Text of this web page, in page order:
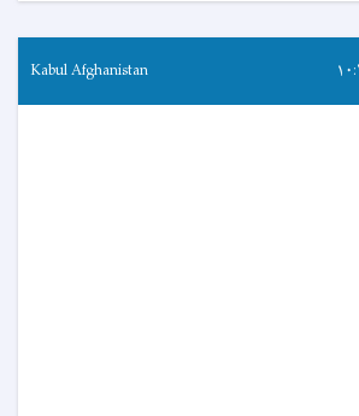
Kabul Afghanistan